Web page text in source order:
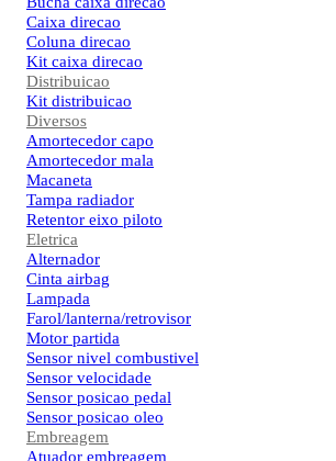
Caixa direcao
Coluna direcao
Kit caixa direcao
Distribuicao
Kit distribuicao
Diversos
Amortecedor capo
Amortecedor mala
Macaneta
Tampa radiador
Retentor eixo piloto
Eletrica
Alternador
Cinta airbag
Lampada
Farol/lanterna/retrovisor
Motor partida
Sensor nivel combustivel
Sensor velocidade
Sensor posicao pedal
Sensor posicao oleo
Embreagem
Atuador embreagem